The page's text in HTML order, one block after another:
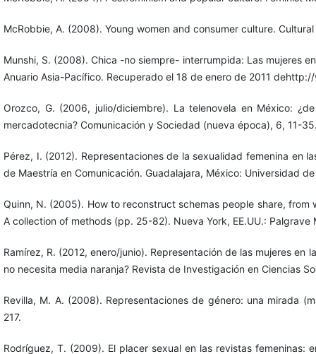
McRobbie, A. (2008). Young women and consumer culture.
Munshi, S. (2008). Chica -no siempre- interrumpida: Las mujeres
Anuario Asia-Pacífico. Recuperado el 18 de enero de 2011
Orozco, G. (2006, julio/diciembre). La telenovela en México:
mercadotecnia? Comunicación y Sociedad (nueva época), 6, 11-
Pérez, I. (2012). Representaciones de la sexualidad femenina en
de Maestría en Comunicación. Guadalajara, México: Universidad
Quinn, N. (2005). How to reconstruct schemas people share,
A collection of methods (pp. 25-82). Nueva York, EE.UU.: Palgrave
Ramírez, R. (2012, enero/junio). Representación de las mujeres en
no necesita media naranja? Revista de Investigación en Ciencias
Revilla, M. A. (2008). Representaciones de género: una mirada
217.
Rodríguez, T. (2009). El placer sexual en las revistas femeninas: